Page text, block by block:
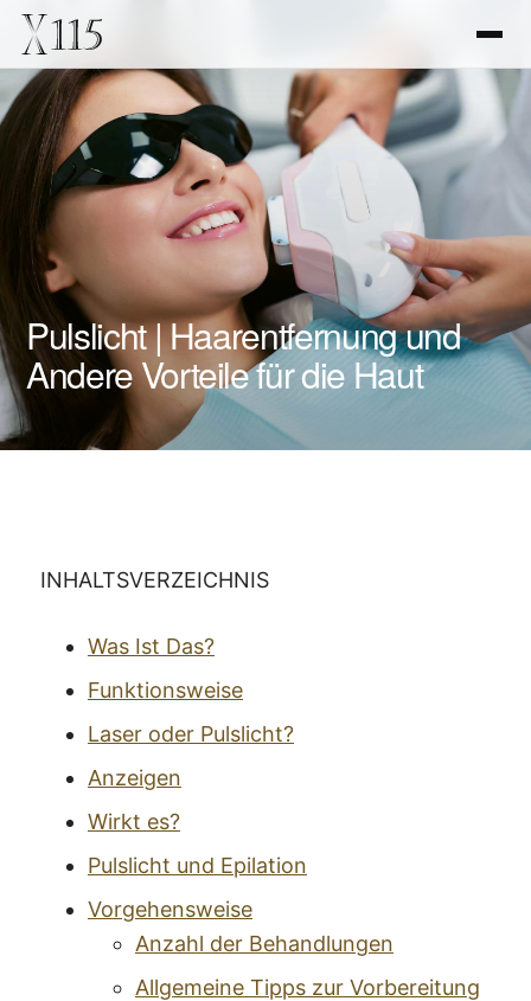
Pulslicht | Haarentfernung und
Andere Vorteile für die Haut
INHALTSVERZEICHNIS
Was Ist Das?
Funktionsweise
Laser oder Pulslicht?
Anzeigen
Wirkt es?
Pulslicht und Epilation
Vorgehensweise
Anzahl der Behandlungen
Allgemeine Tipps zur Vorbereitung